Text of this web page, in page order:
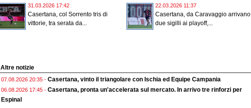
31.03.2026 17:42
Casertana, col Sorrento tris di
vittorie, tra serata da...
22.03.2026 11:37
Casertana, da Caravaggio arrivano
due sigilli ai playoff,...
Altre notizie
07.08.2026 20:35 - Casertana, vinto il triangolare con Ischia ed Equipe Campania
06.08.2026 17:45 - Casertana, pronta un'accelerata sul mercato. In arrivo tre rinforzi per
Espinal